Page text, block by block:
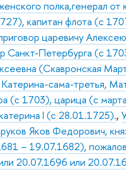
полка,генерал
капитан флота (с
царевичу
Санкт-Петербурга (с
(Скавронская
Катерина-сама-третья,
(с 1703), царица (с
I (с 28.01.1725).,
Яков Федорович,
– 19.07.1682),
20.07.1696 или